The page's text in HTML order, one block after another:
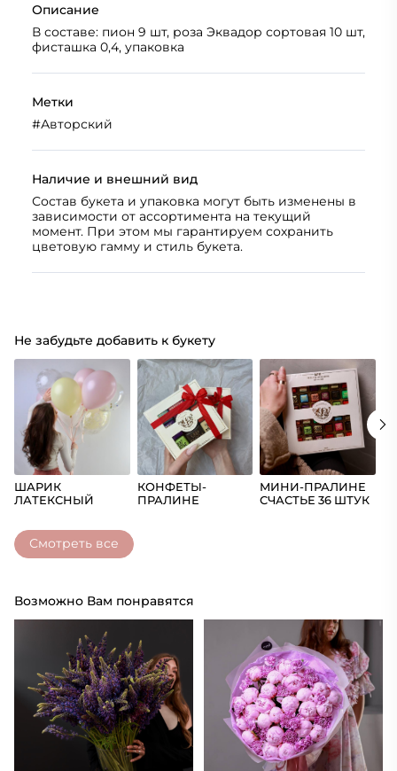
Описание
В составе: пион 9 шт, роза Эквадор сортовая 10 шт,
фисташка 0,4, упаковка
Метки
#Авторский
Наличие и внешний вид
Состав букета и упаковка могут быть изменены в
зависимости от ассортимента на текущий
момент. При этом мы гарантируем сохранить
цветовую гамму и стиль букета.
Не забудьте добавить к букету
ШАРИК
ЛАТЕКСНЫЙ
КОНФЕТЫ-
ПРАЛИНЕ
МИНИ-ПРАЛИНЕ
СЧАСТЬЕ 36 ШТУК
Смотреть все
Возможно Вам понравятся